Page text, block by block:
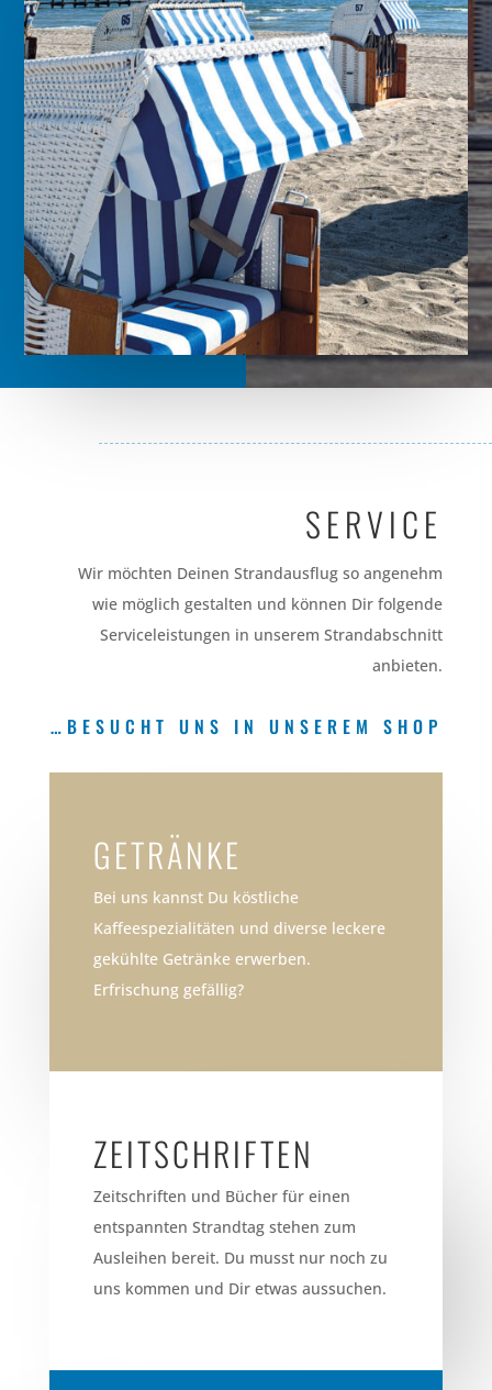
SERVICE
Wir möchten Deinen Strandausflug so angenehm
wie möglich gestalten und können Dir folgende
Serviceleistungen in unserem Strandabschnitt
anbieten.
…BESUCHT UNS IN UNSEREM SHOP
GETRÄNKE
Bei uns kannst Du köstliche
Kaffeespezialitäten und diverse leckere
gekühlte Getränke erwerben.
Erfrischung gefällig?
ZEITSCHRIFTEN
Zeitschriften und Bücher für einen
entspannten Strandtag stehen zum
Ausleihen bereit. Du musst nur noch zu
uns kommen und Dir etwas aussuchen.